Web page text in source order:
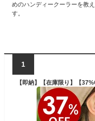
めのハンディークーラーを教
す。
1